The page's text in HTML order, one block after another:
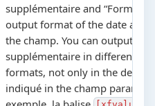
supplémentaire and “Format”
output format of the date and
the champ. You can output
supplémentaire in different
formats, not only in the
indiqué in the champ